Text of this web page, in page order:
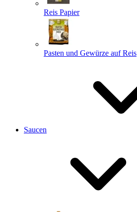
Reis Papier
Pasten und Gewürze auf Reis
Saucen